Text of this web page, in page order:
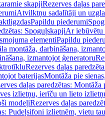
skapjiRezerves daļas
Atvilktņu sadalītāji un
Papildu piederumi
SpoguļskapjiAr iebūvētu
elementiPapildu
montāža, darbināšana,
izmantojot ģeneratoru
Rezerves daļas
baterijasMontāža pie
daļas paredzētas:
izlietņu, ierīču un lieto
modeļiRezerves daļas
Pudeļsifoni izlietnēm, vietu